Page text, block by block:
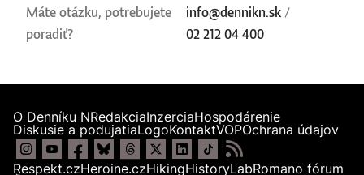
než čokoľvek, čo
máme k dispozícii
vedomých strojov,
virtuálnych svetoch
a o vplyve AI na
samotnú evolúciu
človeka.Knihu
preložil Marián
Máte otázku, potrebujete
poradiť?
info@dennikn.sk /
02 212 04 400
O Denníku NRedakciaInzerciaHospodárenie
Diskusie a podujatiaLogoKontaktVOPOchrana údajov
Respekt.czHeroine.czHikingHistoryLabRomano fórum